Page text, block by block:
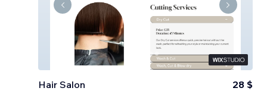
Hair Salon 28 $